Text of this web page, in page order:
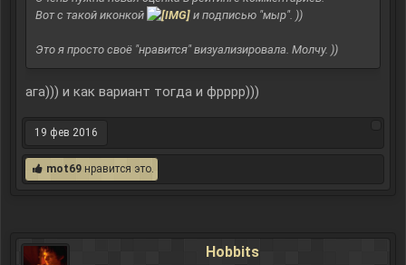
Вот с такой иконкой
и подписью "мыр". ))
Это я просто своё "нравится" визуализировала. Молчу. ))
ага))) и как вариант тогда и фрррр)))
19 фев 2016
mot69 нравится это.
Hobbits